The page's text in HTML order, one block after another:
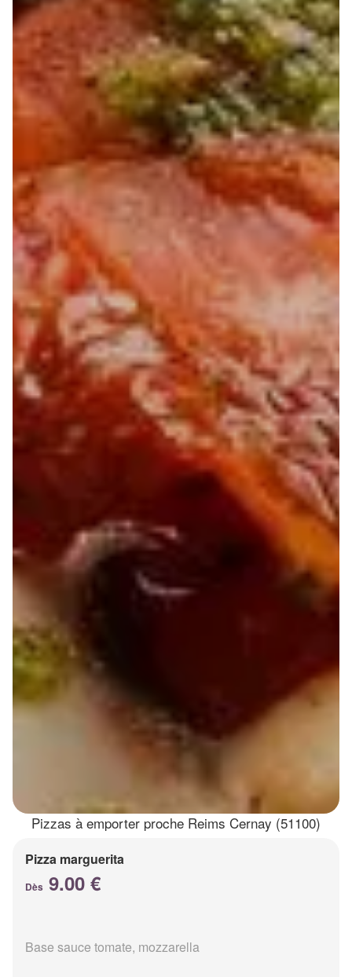
Pizzas à emporter proche Reims Cernay (51100)
Pizza marguerita
Dès 9.00 €
Base sauce tomate, mozzarella